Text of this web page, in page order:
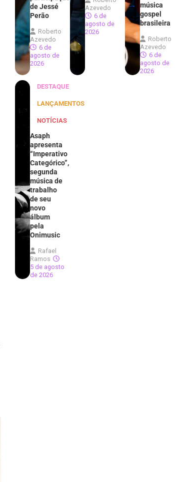
de Jessé
Perão
Roberto
Azevedo
6 de
agosto de
2026
Azevedo
6 de
agosto de
2026
música
gospel
brasileira
Roberto
Azevedo
6 de
agosto de
2026
DESTAQUE
LANÇAMENTOS
NOTÍCIAS
Asaph
apresenta
“Imperativo
Categórico”,
segunda
música de
trabalho
de seu
novo
álbum
pela
Onimusic
Rafael
Ramos
5 de agosto
de 2026